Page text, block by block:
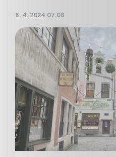
6. 4. 2024 07:08